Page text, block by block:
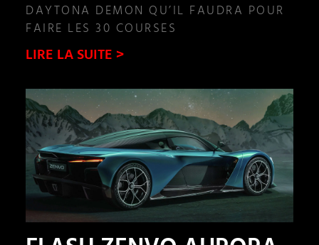
DAYTONA DEMON QU’IL FAUDRA POUR
FAIRE LES 30 COURSES
LIRE LA SUITE >